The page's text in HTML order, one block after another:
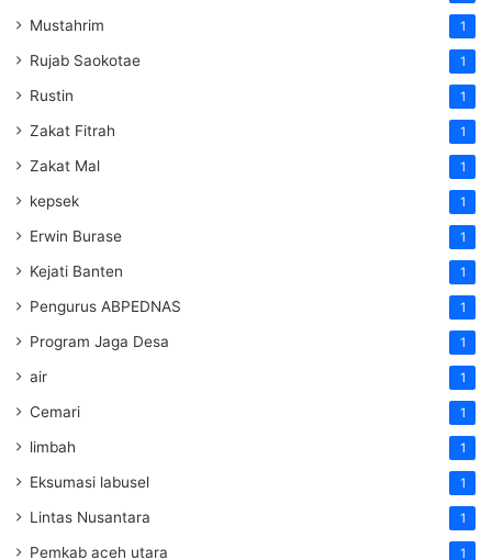
Mustahrim 1
Rujab Saokotae 1
Rustin 1
Zakat Fitrah 1
Zakat Mal 1
kepsek 1
Erwin Burase 1
Kejati Banten 1
Pengurus ABPEDNAS 1
Program Jaga Desa 1
air 1
Cemari 1
limbah 1
Eksumasi labusel 1
Lintas Nusantara 1
Pemkab aceh utara 1